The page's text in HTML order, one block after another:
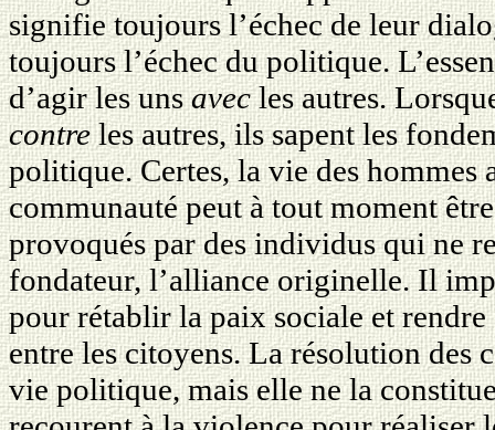
signifie toujours l’échec de leur
toujours l’échec du politique.
d’agir les unsavecles autres.
contreles autres, ils sapent les
politique. Certes, la vie des hommes
communauté peut à tout moment
provoqués par des individus qui ne
fondateur, l’alliance originelle. Il
pour rétablir la paix sociale et
entre les citoyens. La résolution des
vie politique, mais elle ne la